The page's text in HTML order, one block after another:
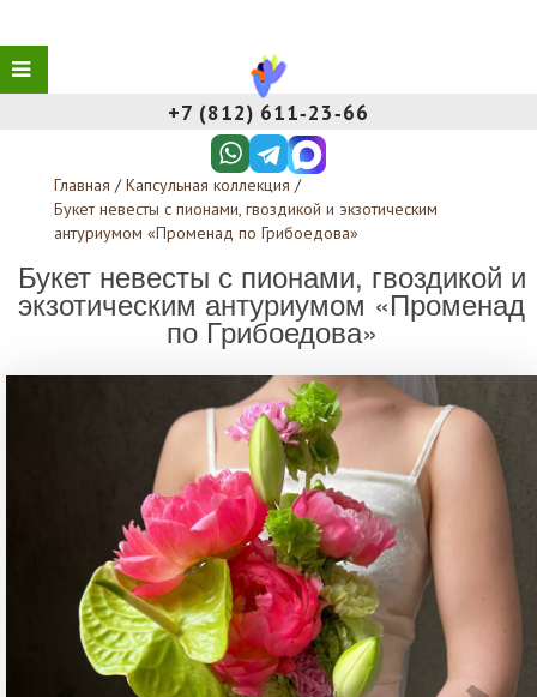
+7 (812) 611‑23‑66
Главная / Капсульная коллекция /
Букет невесты с пионами, гвоздикой и экзотическим
антуриумом «Променад по Грибоедова»
Букет невесты с пионами, гвоздикой и
экзотическим антуриумом «Променад
по Грибоедова»